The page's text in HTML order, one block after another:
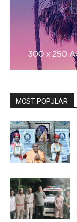
MOST POPULAR